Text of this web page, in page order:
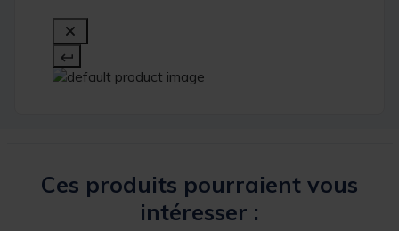
Ces produits pourraient vous
intéresser :